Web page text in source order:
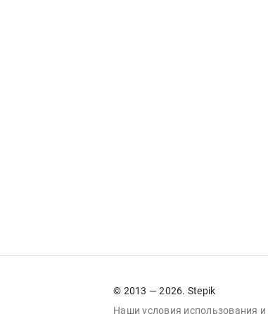
© 2013 — 2026. Stepik
Наши условия использования и